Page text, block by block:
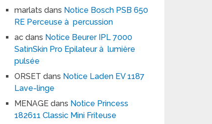
marlats dans Notice Bosch PSB 650
RE Perceuse à percussion
ac dans Notice Beurer IPL 7000
SatinSkin Pro Epilateur à lumière
pulsée
ORSET dans Notice Laden EV 1187
Lave-linge
MENAGE dans Notice Princess
182611 Classic Mini Friteuse